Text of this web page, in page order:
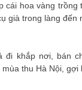
cái hoa vàng
già trong làng đến
đi khắp nơi, bán
thu Hà Nội, gợi